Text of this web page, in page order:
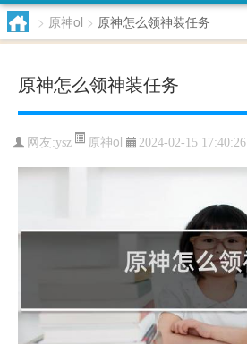
> 原神ol > 原神怎么领神装任务
原神怎么领神装任务
网友:ysz 原神ol 2024-02-15 17:40:26